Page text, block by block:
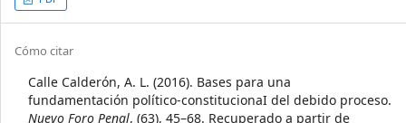
Sidebar
Article
Details
Cómo citar
Calle Calderón, A. L. (2016). Bases para una
fundamentación político-constitucionaI del debido proceso.
Nuevo Foro Penal, (63), 45–68. Recuperado a partir de